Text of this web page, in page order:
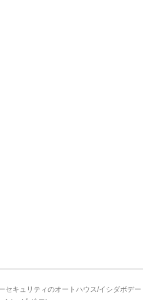
セキュリティのオートハウス/イシダボデー